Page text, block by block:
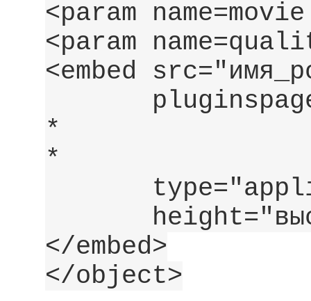
<param
<param
<embed
* /
*
</embed>
</object>